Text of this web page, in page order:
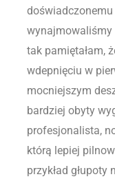
doświadczonemu
wynajmowaliśmy
tak pamiętałam,
wdepnięciu w
mocniejszym
bardziej obyty
profesjonalista,
którą lepiej
przykład głupoty